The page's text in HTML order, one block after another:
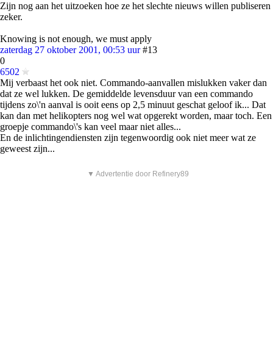
Zijn nog aan het uitzoeken hoe ze het slechte nieuws willen publiseren
zeker.
Knowing is not enough, we must apply
zaterdag 27 oktober 2001, 00:53 uur #13
0
6502
Mij verbaast het ook niet. Commando-aanvallen mislukken vaker dan
dat ze wel lukken. De gemiddelde levensduur van een commando
tijdens zo\'n aanval is ooit eens op 2,5 minuut geschat geloof ik... Dat
kan dan met helikopters nog wel wat opgerekt worden, maar toch. Een
groepje commando\'s kan veel maar niet alles...
En de inlichtingendiensten zijn tegenwoordig ook niet meer wat ze
geweest zijn...
▼ Advertentie door Refinery89